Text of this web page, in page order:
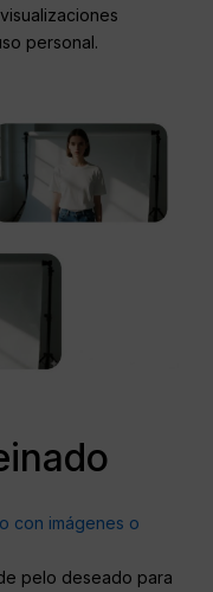
personal.
con imágenes o
pelo deseado para